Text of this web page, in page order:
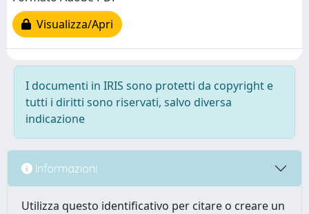
Visualizza/Apri
I documenti in IRIS sono protetti da copyright e
tutti i diritti sono riservati, salvo diversa
indicazione
Informazioni
Utilizza questo identificativo per citare o creare un